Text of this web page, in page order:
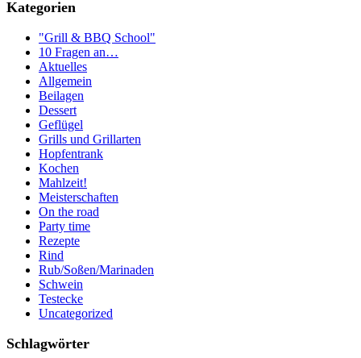
Kategorien
"Grill & BBQ School"
10 Fragen an…
Aktuelles
Allgemein
Beilagen
Dessert
Geflügel
Grills und Grillarten
Hopfentrank
Kochen
Mahlzeit!
Meisterschaften
On the road
Party time
Rezepte
Rind
Rub/Soßen/Marinaden
Schwein
Testecke
Uncategorized
Schlagwörter